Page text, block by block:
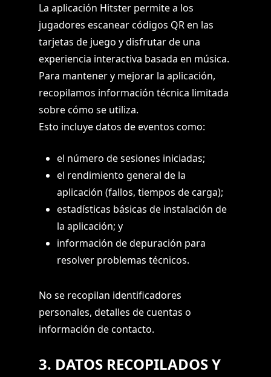
La aplicación Hitster permite a los
jugadores escanear códigos QR en las
tarjetas de juego y disfrutar de una
experiencia interactiva basada en música.
Para mantener y mejorar la aplicación,
recopilamos información técnica limitada
sobre cómo se utiliza.
Esto incluye datos de eventos como:
el número de sesiones iniciadas;
el rendimiento general de la
aplicación (fallos, tiempos de carga);
estadísticas básicas de instalación de
la aplicación; y
información de depuración para
resolver problemas técnicos.
No se recopilan identificadores
personales, detalles de cuentas o
información de contacto.
3. DATOS RECOPILADOS Y